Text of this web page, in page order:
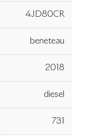
4JD80CR
beneteau
2018
diesel
731